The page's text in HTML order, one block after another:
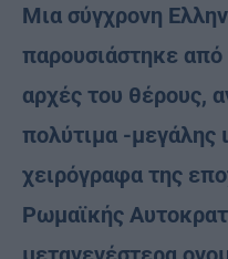
Μια σύγχρονη
παρουσιάστηκε από
αρχές του θέρους,
πολύτιμα -μεγάλης
χειρόγραφα της
Ρωμαϊκής